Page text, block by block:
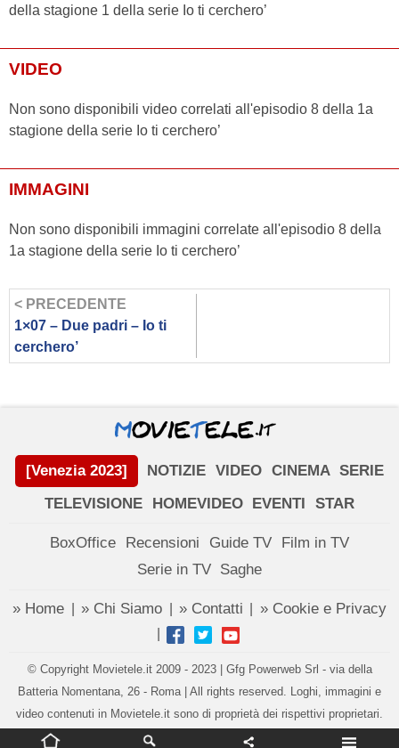
della stagione 1 della serie Io ti cerchero’
VIDEO
Non sono disponibili video correlati all'episodio 8 della 1a
stagione della serie Io ti cerchero’
IMMAGINI
Non sono disponibili immagini correlate all'episodio 8 della
1a stagione della serie Io ti cerchero’
< PRECEDENTE
1×07 – Due padri – Io ti
cerchero’
[Venezia 2023] NOTIZIE VIDEO CINEMA SERIE
TELEVISIONE
HOMEVIDEO EVENTI STAR
BoxOffice Recensioni Guide TV
Film in TV
Serie in TV Saghe
» Home » Chi Siamo » Contatti » Cookie e Privacy
© Copyright Movietele.it 2009 - 2023 | Gfg Powerweb Srl - via della
Batteria Nomentana, 26 - Roma | All rights reserved. Loghi, immagini e
video contenuti in Movietele.it sono di proprietà dei rispettivi proprietari.
Impostazioni privacy